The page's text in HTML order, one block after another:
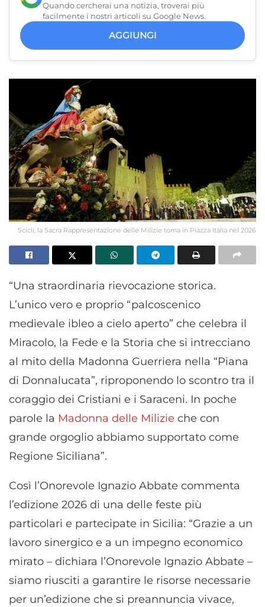
Quando cercherai una notizia, troverai più
facilmente i nostri articoli su Google News.
AGGIUNGI
Scicli, la Sacra Rappresentazione delle Milizie torna in Piazza Italia nel 2026
“Una straordinaria rievocazione storica.
L’unico vero e proprio “palcoscenico
medievale ibleo a cielo aperto” che celebra il
Miracolo, la Fede e la Storia che si intrecciano
al mito della Madonna Guerriera nella “Piana
di Donnalucata”, riproponendo lo scontro tra il
coraggio dei Cristiani e i Saraceni. In poche
parole la Madonna delle Milizie che con
grande orgoglio abbiamo supportato come
Regione Siciliana”.
Così l’Onorevole Ignazio Abbate commenta
l’edizione 2026 di una delle feste più
particolari e partecipate in Sicilia: “Grazie a un
lavoro sinergico e a un impegno economico
mirato – dichiara l’Onorevole Ignazio Abbate –
siamo riusciti a garantire le risorse necessarie
per un’edizione che si preannuncia vivace,